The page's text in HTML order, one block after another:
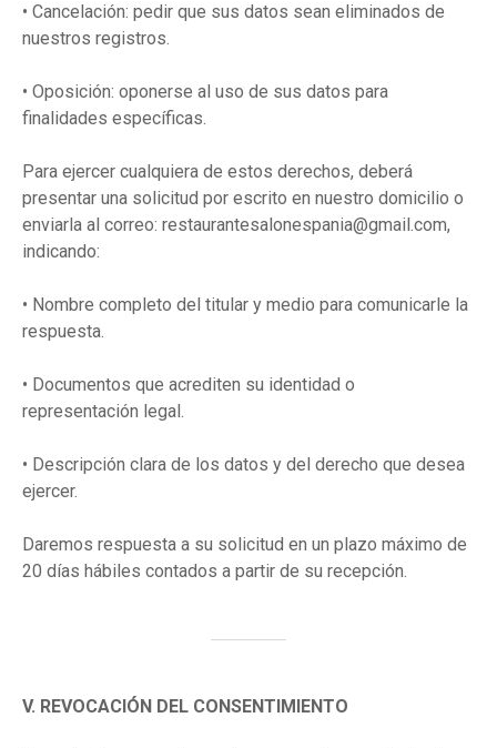
• Cancelación: pedir que sus datos sean eliminados de
nuestros registros.
• Oposición: oponerse al uso de sus datos para
finalidades específicas.
Para ejercer cualquiera de estos derechos, deberá
presentar una solicitud por escrito en nuestro domicilio o
enviarla al correo: restaurantesalonespania@gmail.com,
indicando:
• Nombre completo del titular y medio para comunicarle la
respuesta.
• Documentos que acrediten su identidad o
representación legal.
• Descripción clara de los datos y del derecho que desea
ejercer.
Daremos respuesta a su solicitud en un plazo máximo de
20 días hábiles contados a partir de su recepción.
V. REVOCACIÓN DEL CONSENTIMIENTO